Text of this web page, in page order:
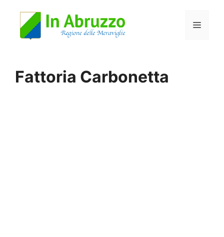
Menu
Fattoria Carbonetta